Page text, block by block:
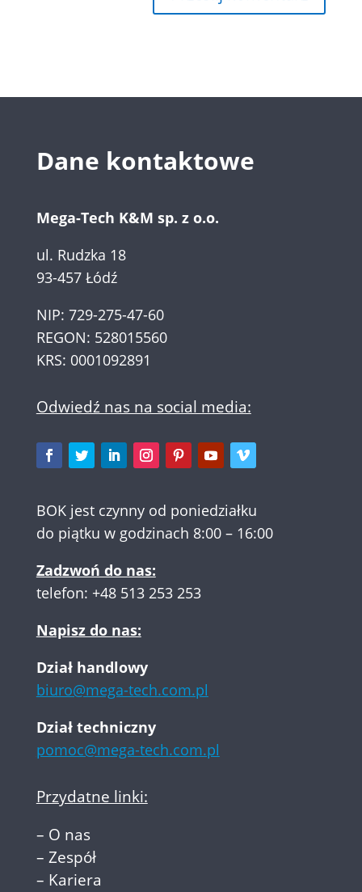
Dane kontaktowe
Mega-Tech K&M sp. z o.o.
ul. Rudzka 18
93-457 Łódź
NIP: 729-275-47-60
REGON: 528015560
KRS: 0001092891
Odwiedź nas na social media:
BOK jest czynny od poniedziałku
do piątku w godzinach 8:00 – 16:00
Zadzwoń do nas:
telefon: +48 513 253 253
Napisz do nas:
Dział handlowy
biuro@mega-tech.com.pl
Dział techniczny
pomoc@mega-tech.com.pl
Przydatne linki:
– O nas
– Zespół
– Kariera